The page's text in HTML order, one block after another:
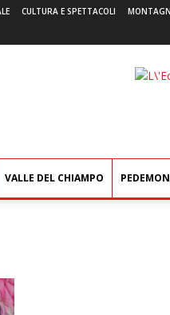
CULTURA E SPETTACOLI
VALLE DEL CHIAMPO